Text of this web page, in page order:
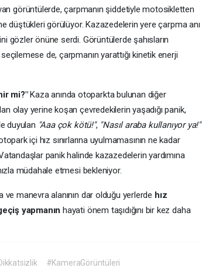
görüntülerde, çarpmanın şiddetiyle motosikletten
düştükleri görülüyor. Kazazedelerin yere çarpma anı
gözler önüne serdi. Görüntülerde şahısların
de, çarpmanın yarattığı kinetik enerji
mi?"Kaza anında otoparkta bulunan diğer
olay yerine koşan çevredekilerin yaşadığı panik,
duyulan "Aaa çok kötü!", "Nasıl araba kullanıyor ya!"
içi hız sınırlarına uyulmamasının ne kadar
panik halinde kazazedelerin yardımına
müdahale etmesi bekleniyor.
manevra alanının dar olduğu yerlerde hız
yapmanın hayati önem taşıdığını bir kez daha
#KameraGörüntüleri